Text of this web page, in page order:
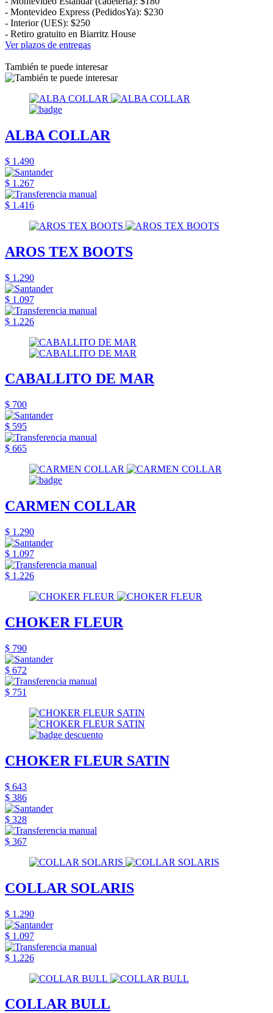
- Montevideo Express (PedidosYa): $230
- Interior (UES): $250
- Retiro gratuito en Biarritz House
Ver plazos de entregas
También te puede interesar
ALBA COLLAR
$ 1.490
$ 1.267
$ 1.416
AROS TEX BOOTS
$ 1.290
$ 1.097
$ 1.226
CABALLITO DE MAR
$ 700
$ 595
$ 665
CARMEN COLLAR
$ 1.290
$ 1.097
$ 1.226
CHOKER FLEUR
$ 790
$ 672
$ 751
CHOKER FLEUR SATIN
$ 643
$ 386
$ 328
$ 367
COLLAR SOLARIS
$ 1.290
$ 1.097
$ 1.226
COLLAR BULL